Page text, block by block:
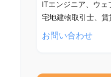
ITエンジニア、ウェ
宅地建物取引士、
お問い合わせ